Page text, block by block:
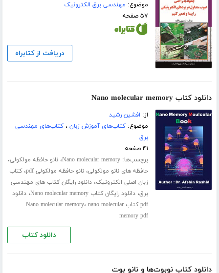
موضوع: مهندسی برق الکترونیک
۵۷ صفحه
دریافت از کتابراه
دانلود کتاب Nano molecular memory
از: افشین رشید
موضوع:کتاب‌های آموزش زبان ،کتاب‌های مهندسی
برق
۴۱ صفحه
برچسب‌ها:Nano molecular memory،نانو حافظه مولکولی،
حافظه های نانو مولکولی،نانو حافظه مولکولی pdf ،کتاب
زبان اصلی الکترونیک،دانلود رایگان کتاب های مهندسی
برق،دانلود رایگان کتاب Nano molecular memory ،دانلود
pdf کتاب Nano molecular memory
، nano molecular
memory pdf
دانلود کتاب
دانلود کتاب نوبوت‌ها و نانو بوت